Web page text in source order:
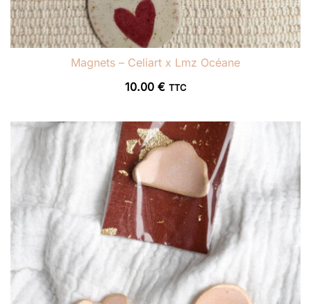
Magnets – Celiart x Lmz Océane
10.00 € TTC